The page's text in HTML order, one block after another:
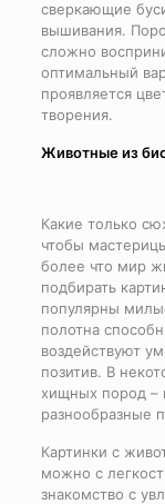
сверкающие
вышивания.
сложно
оптимальный
проявляется
творения.
Животные из
Какие только
чтобы
более что мир
подбирать
популярны
полотна
воздействуют
позитив. В
хищных пород –
разнообразные
Картинки с
можно с
знакомство с